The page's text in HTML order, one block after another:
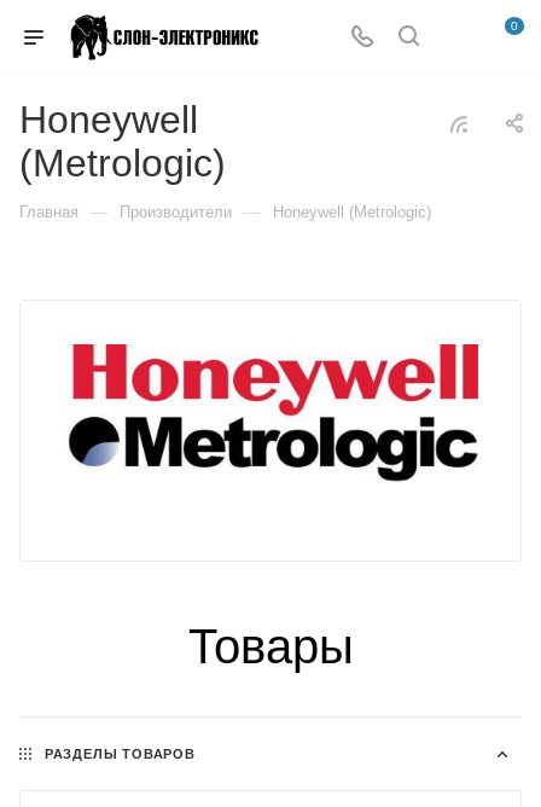
0
Honeywell
(Metrologic)
Главная — Производители — Honeywell (Metrologic)
Товары
РАЗДЕЛЫ ТОВАРОВ